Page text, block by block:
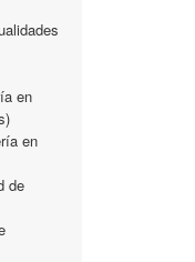
en
en
de